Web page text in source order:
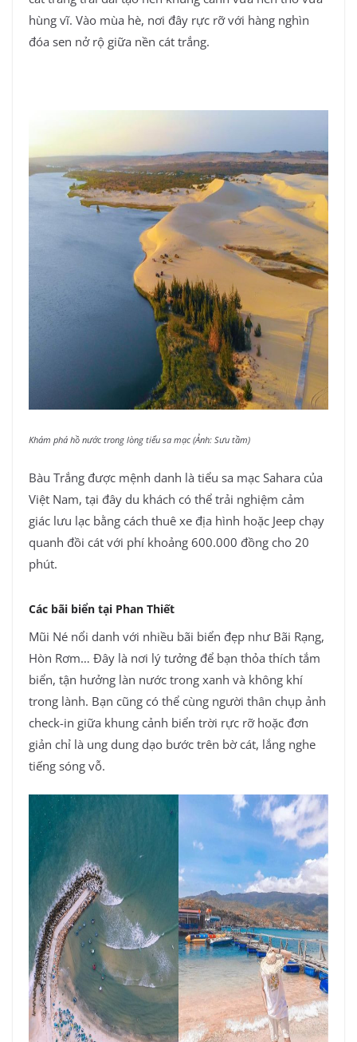
hùng vĩ. Vào mùa hè, nơi đây rực rỡ với hàng nghìn
đóa sen nở rộ giữa nền cát trắng.
Khám phá hồ nước trong lòng tiểu sa mạc (Ảnh: Sưu tầm)
Bàu Trắng được mệnh danh là tiểu sa mạc Sahara của
Việt Nam, tại đây du khách có thể trải nghiệm cảm
giác lưu lạc bằng cách thuê xe địa hình hoặc Jeep chạy
quanh đồi cát với phí khoảng 600.000 đồng cho 20
phút.
Các bãi biển tại Phan Thiết
Mũi Né nổi danh với nhiều bãi biển đẹp như Bãi Rạng,
Hòn Rơm… Đây là nơi lý tưởng để bạn thỏa thích tắm
biển, tận hưởng làn nước trong xanh và không khí
trong lành. Bạn cũng có thể cùng người thân chụp ảnh
check-in giữa khung cảnh biển trời rực rỡ hoặc đơn
giản chỉ là ung dung dạo bước trên bờ cát, lắng nghe
tiếng sóng vỗ.